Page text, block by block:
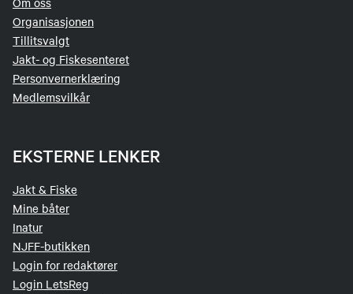
Organisasjonen
Tillitsvalgt
Jakt- og Fiskesenteret
Personvernerklæring
Medlemsvilkår
EKSTERNE LENKER
Jakt & Fiske
Mine båter
Inatur
NJFF-butikken
Login for redaktører
Login LetsReg